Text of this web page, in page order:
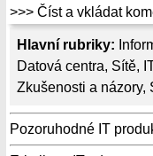
Hlavní rubriky:
Datová centra, Sítě,
Zkušenosti a názory,
Pozoruhodné IT
>>> Číst a vkládat